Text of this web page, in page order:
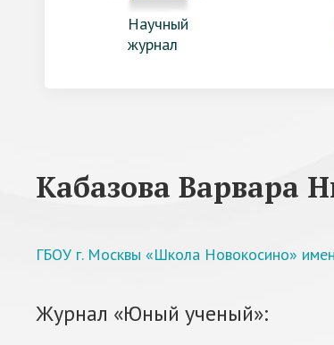
Научный
журнал
Кабазова Варвара
ГБОУ г. Москвы «Школа Новокосино»
Журнал «Юный ученый»: